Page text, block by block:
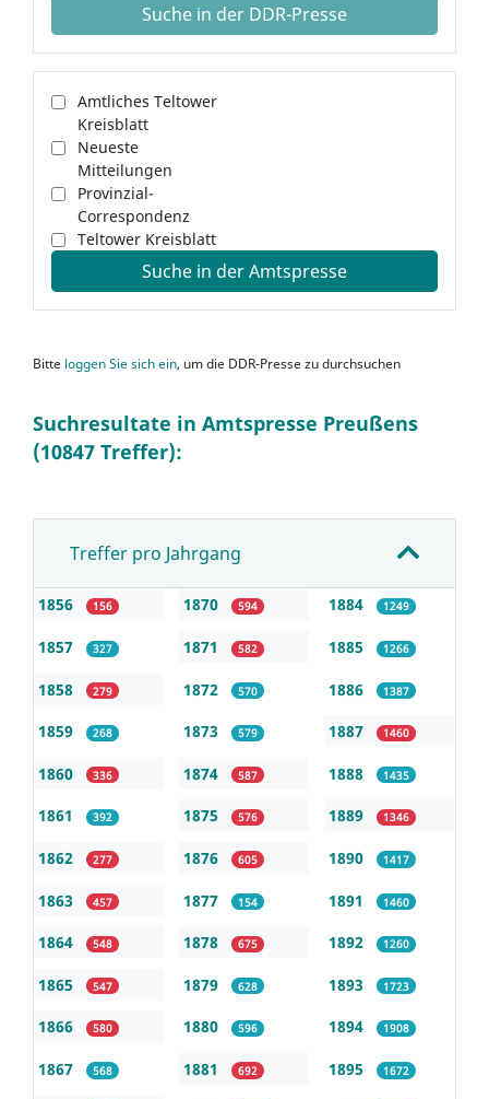
Suche in der DDR-Presse
Amtliches Teltower
Kreisblatt
Neueste
Mitteilungen
Provinzial-
Correspondenz
Teltower Kreisblatt
Suche in der Amtspresse
Bitte loggen Sie sich ein, um die DDR-Presse zu durchsuchen
Suchresultate in Amtspresse Preußens
(10847 Treffer):
Treffer pro Jahrgang
1856 156
1857 327
1858 279
1859 268
1860 336
1861 392
1862 277
1863 457
1864 548
1865 547
1866 580
1867 568
1870 594
1871 582
1872 570
1873 579
1874 587
1875 576
1876 605
1877 154
1878 675
1879 628
1880 596
1881 692
1884 1249
1885 1266
1886 1387
1887 1460
1888 1435
1889 1346
1890 1417
1891 1460
1892 1260
1893 1723
1894 1908
1895 1672